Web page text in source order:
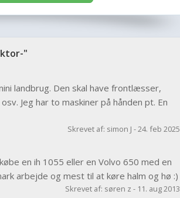
"
landbrug. Den skal have frontlæsser,
Jeg har to maskiner på hånden pt. En
Skrevet af: simon J - 24. feb 2025
en ih 1055 eller en Volvo 650 med en
arbejde og mest til at køre halm og hø :)
Skrevet af: søren z - 11. aug 2013